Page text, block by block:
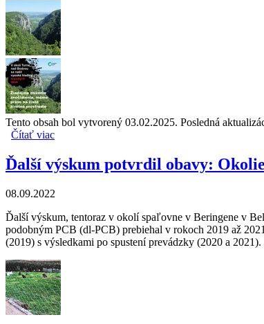
Tento obsah bol vytvorený 03.02.2025. Posledná
Čítať viac
Ďalší výskum potvrdil obavy:
08.09.2022
Ďalší výskum, tentoraz v okolí spaľovne v Beringene v
podobným PCB (dl-PCB) prebiehal v rokoch 2019 až
(2019) s výsledkami po spustení prevádzky (2020 a 2021).